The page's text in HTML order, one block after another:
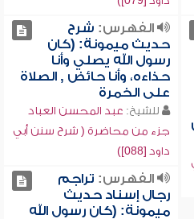
الفهرس: شرح
حديث ميمونة: (كان
رسول الله يصلي وأنا
حذاءه، وأنا حائض , الصلاة
على الخمرة
للشيخ: عبد المحسن العباد
جزء من محاضرة ( شرح سنن أبي
داود [088])
الفهرس: تراجم
رجال إسناد حديث
ميمونة: (كان رسول الله